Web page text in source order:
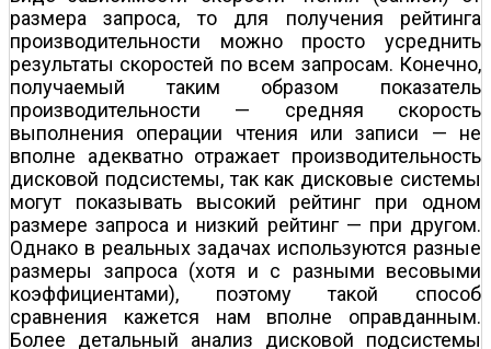
размера запроса, то для получения рейтинга
производительности можно просто усреднить
результаты скоростей по всем запросам. Конечно,
получаемый таким образом показатель
производительности — средняя скорость
выполнения операции чтения или записи — не
вполне адекватно отражает производительность
дисковой подсистемы, так как дисковые системы
могут показывать высокий рейтинг при одном
размере запроса и низкий рейтинг — при другом.
Однако в реальных задачах используются разные
размеры запроса (хотя и с разными весовыми
коэффициентами), поэтому такой способ
сравнения кажется нам вполне оправданным.
Более детальный анализ дисковой подсистемы